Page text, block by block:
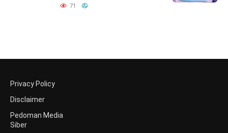
71
Privacy Policy
Disclaimer
Pedoman Media
Siber